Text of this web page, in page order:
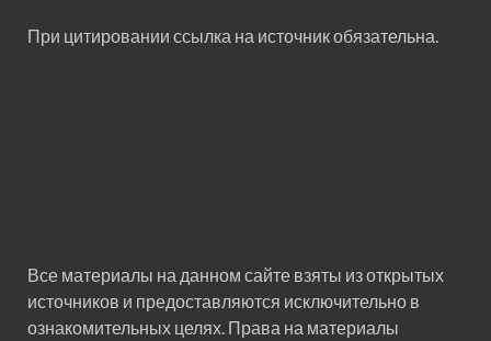
При цитировании ссылка на источник обязательна.
Все материалы на данном сайте взяты из открытых
источников и предоставляются исключительно в
ознакомительных целях. Права на материалы